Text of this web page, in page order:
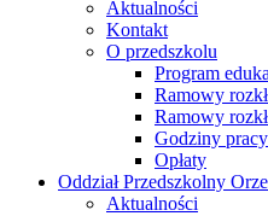
Aktualności
Kontakt
O przedszkolu
Program
Ramowy
Ramowy
Godziny
Opłaty
Oddział Przedszkolny
Aktualności